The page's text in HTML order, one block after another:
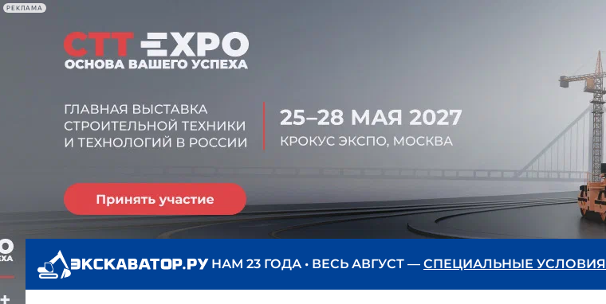
РЕКЛАМА
НАМ 23 ГОДА • ВЕСЬ АВГУСТ — СПЕЦИАЛЬНЫЕ УСЛОВИЯ